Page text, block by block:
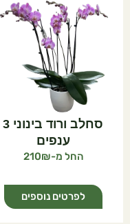
סחלב ורוד בינוני 3
ענפים
210
לפרטים נוספים